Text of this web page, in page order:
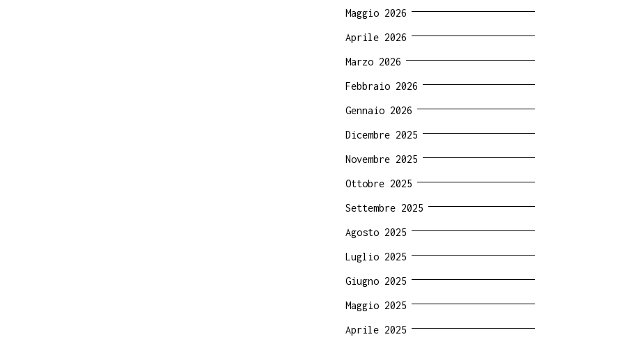
Maggio 2026
Aprile 2026
Marzo 2026
Febbraio 2026
Gennaio 2026
Dicembre 2025
Novembre 2025
Ottobre 2025
Settembre 2025
Agosto 2025
Luglio 2025
Giugno 2025
Maggio 2025
Aprile 2025